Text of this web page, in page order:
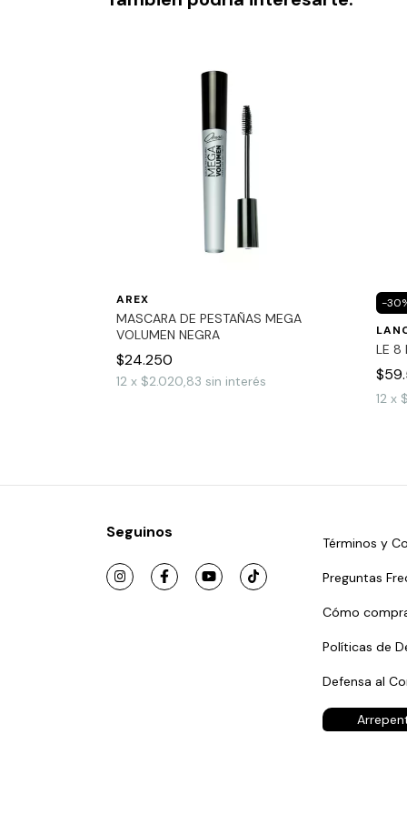
AREX
MASCARA DE PESTAÑAS MEGA
VOLUMEN NEGRA
$24.250
12 x $2.020,83 sin interés
-30
LE 8
12 x
Seguinos
Términos y
Preguntas
Cómo
Políticas de
Defensa al